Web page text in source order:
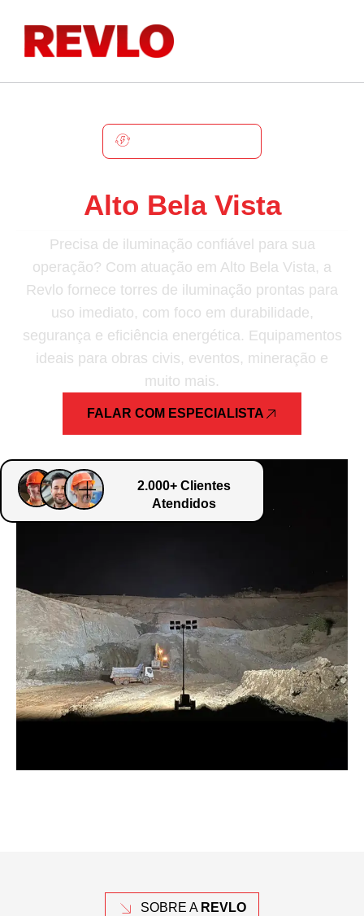
Alto Bela Vista
Precisa de iluminação confiável para sua
operação? Com atuação em Alto Bela Vista, a
Revlo fornece torres de iluminação prontas para
uso imediato, com foco em durabilidade,
segurança e eficiência energética. Equipamentos
ideais para obras civis, eventos, mineração e
muito mais.
FALAR COM ESPECIALISTA
2.000+ Clientes
Atendidos
SOBRE A REVLO